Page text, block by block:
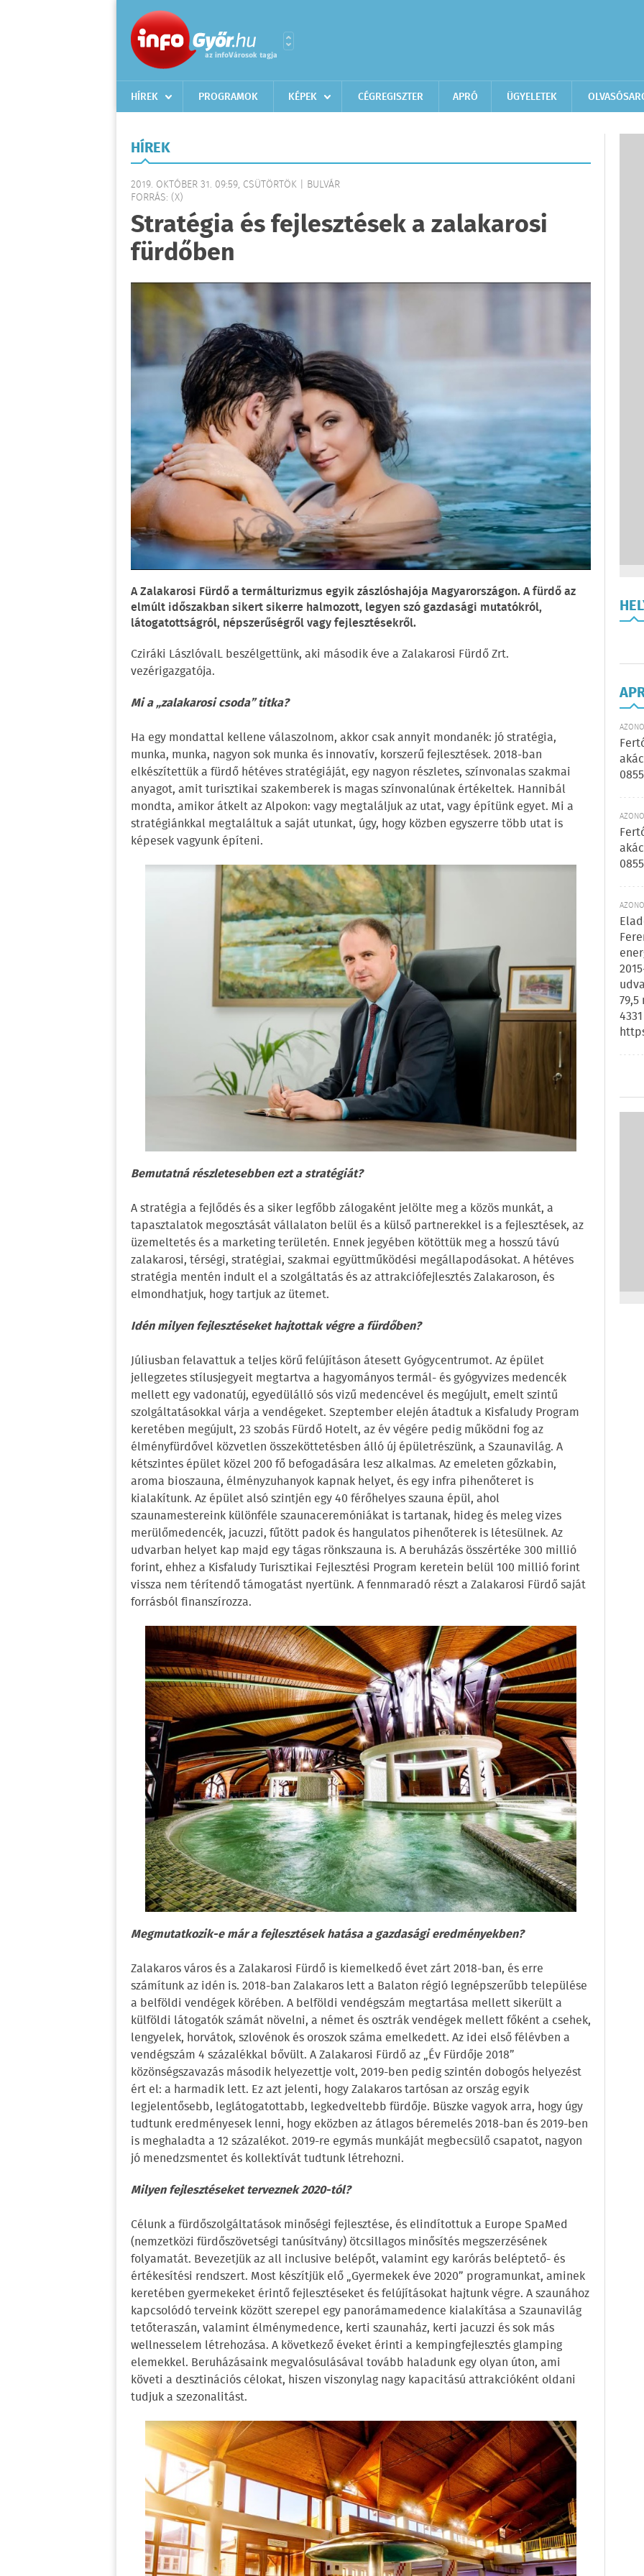
HÍREK PROGRAMOK KÉPEK CÉGREGISZTER APRÓ ÜGYELETEK
HÍREK
2019. OKTÓBER 31. 09:59, CSÜTÖRTÖK | BULVÁR
FORRÁS: (X)
Stratégia és fejlesztések a zalakarosi
fürdőben
A Zalakarosi Fürdő a termálturizmus egyik zászlóshajója Magyarországon. A fürdő az
elmúlt időszakban sikert sikerre halmozott, legyen szó gazdasági mutatókról,
látogatottságról, népszerűségről vagy fejlesztésekről.
Cziráki LászlóvalL beszélgettünk, aki második éve a Zalakarosi Fürdő Zrt.
vezérigazgatója.
Mi a „zalakarosi csoda” titka?
Ha egy mondattal kellene válaszolnom, akkor csak annyit mondanék: jó stratégia,
munka, munka, nagyon sok munka és innovatív, korszerű fejlesztések. 2018-ban
elkészítettük a fürdő hétéves stratégiáját, egy nagyon részletes, színvonalas szakmai
anyagot, amit turisztikai szakemberek is magas színvonalúnak értékeltek. Hannibál
mondta, amikor átkelt az Alpokon: vagy megtaláljuk az utat, vagy építünk egyet. Mi a
stratégiánkkal megtaláltuk a saját utunkat, úgy, hogy közben egyszerre több utat is
képesek vagyunk építeni.
Bemutatná részletesebben ezt a stratégiát?
A stratégia a fejlődés és a siker legfőbb zálogaként jelölte meg a közös munkát, a
tapasztalatok megosztását vállalaton belül és a külső partnerekkel is a fejlesztések, az
üzemeltetés és a marketing területén. Ennek jegyében kötöttük meg a hosszú távú
zalakarosi, térségi, stratégiai, szakmai együttműködési megállapodásokat. A hétéves
stratégia mentén indult el a szolgáltatás és az attrakciófejlesztés Zalakaroson, és
elmondhatjuk, hogy tartjuk az ütemet.
Idén milyen fejlesztéseket hajtottak végre a fürdőben?
Júliusban felavattuk a teljes körű felújításon átesett Gyógycentrumot. Az épület
jellegzetes stílusjegyeit megtartva a hagyományos termál- és gyógyvizes medencék
mellett egy vadonatúj, egyedülálló sós vizű medencével és megújult, emelt szintű
szolgáltatásokkal várja a vendégeket. Szeptember elején átadtuk a Kisfaludy Program
keretében megújult, 23 szobás Fürdő Hotelt, az év végére pedig működni fog az
élményfürdővel közvetlen összeköttetésben álló új épületrészünk, a Szaunavilág. A
kétszintes épület közel 200 fő befogadására lesz alkalmas. Az emeleten gőzkabin,
aroma bioszauna, élményzuhanyok kapnak helyet, és egy infra pihenőteret is
kialakítunk. Az épület alsó szintjén egy 40 férőhelyes szauna épül, ahol
szaunamestereink különféle szaunaceremóniákat is tartanak, hideg és meleg vizes
merülőmedencék, jacuzzi, fűtött padok és hangulatos pihenőterek is létesülnek. Az
udvarban helyet kap majd egy tágas rönkszauna is. A beruházás összértéke 300 millió
forint, ehhez a Kisfaludy Turisztikai Fejlesztési Program keretein belül 100 millió forint
vissza nem térítendő támogatást nyertünk. A fennmaradó részt a Zalakarosi Fürdő saját
forrásból finanszírozza.
Megmutatkozik-e már a fejlesztések hatása a gazdasági eredményekben?
Zalakaros város és a Zalakarosi Fürdő is kiemelkedő évet zárt 2018-ban, és erre
számítunk az idén is. 2018-ban Zalakaros lett a Balaton régió legnépszerűbb települése
a belföldi vendégek körében. A belföldi vendégszám megtartása mellett sikerült a
külföldi látogatók számát növelni, a német és osztrák vendégek mellett főként a csehek,
lengyelek, horvátok, szlovénok és oroszok száma emelkedett. Az idei első félévben a
vendégszám 4 százalékkal bővült. A Zalakarosi Fürdő az „Év Fürdője 2018”
közönségszavazás második helyezettje volt, 2019-ben pedig szintén dobogós helyezést
ért el: a harmadik lett. Ez azt jelenti, hogy Zalakaros tartósan az ország egyik
legjelentősebb, leglátogatottabb, legkedveltebb fürdője. Büszke vagyok arra, hogy úgy
tudtunk eredményesek lenni, hogy eközben az átlagos béremelés 2018-ban és 2019-ben
is meghaladta a 12 százalékot. 2019-re egymás munkáját megbecsülő csapatot, nagyon
jó menedzsmentet és kollektívát tudtunk létrehozni.
Milyen fejlesztéseket terveznek 2020-tól?
Célunk a fürdőszolgáltatások minőségi fejlesztése, és elindítottuk a Europe SpaMed
(nemzetközi fürdőszövetségi tanúsítvány) ötcsillagos minősítés megszerzésének
folyamatát. Bevezetjük az all inclusive belépőt, valamint egy karórás beléptető- és
értékesítési rendszert. Most készítjük elő „Gyermekek éve 2020” programunkat, aminek
keretében gyermekeket érintő fejlesztéseket és felújításokat hajtunk végre. A szaunához
kapcsolódó terveink között szerepel egy panorámamedence kialakítása a Szaunavilág
tetőteraszán, valamint élménymedence, kerti szaunaház, kerti jacuzzi és sok más
wellnesselem létrehozása. A következő éveket érinti a kempingfejlesztés glamping
elemekkel. Beruházásaink megvalósulásával tovább haladunk egy olyan úton, ami
követi a desztinációs célokat, hiszen viszonylag nagy kapacitású attrakcióként oldani
tudjuk a szezonalitást.
4331